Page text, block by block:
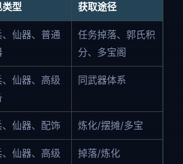
类型 获取途径
仙器、普通
任务掉落、郭氏积
分、多宝阁
仙器、高级
同武器体系
仙器、配饰 炼化/摆摊/多宝
仙器、高级
掉落/炼化